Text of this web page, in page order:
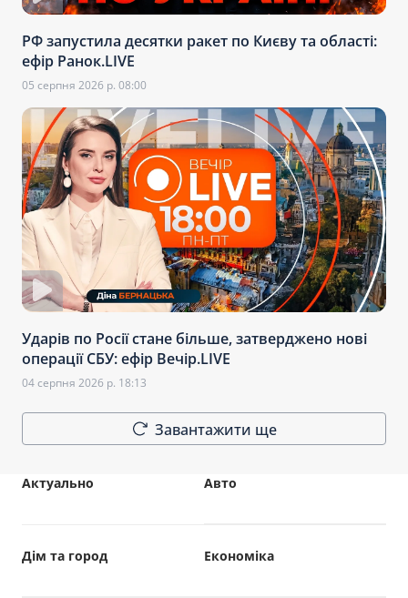
РФ запустила десятки ракет по Києву та області:
ефір Ранок.LIVE
05 серпня 2026 р. 08:00
Ударів по Росії стане більше, затверджено нові
операції СБУ: ефір Вечір.LIVE
04 серпня 2026 р. 18:13
Завантажити ще
Авто
Актуально
Дім та город Економіка